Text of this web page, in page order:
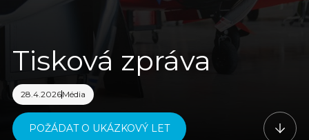
Tisková zpráva
28.4.2026Média
POŽÁDAT O UKÁZKOVÝ LET